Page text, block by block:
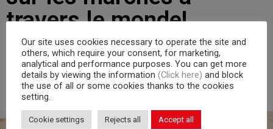
travers le monde!
Our site uses cookies necessary to operate the site and
others, which require your consent, for marketing,
analytical and performance purposes. You can get more
details by viewing the information (Click here) and block
the use of all or some cookies thanks to the cookies
setting.
Cookie settings Rejects all Accept all